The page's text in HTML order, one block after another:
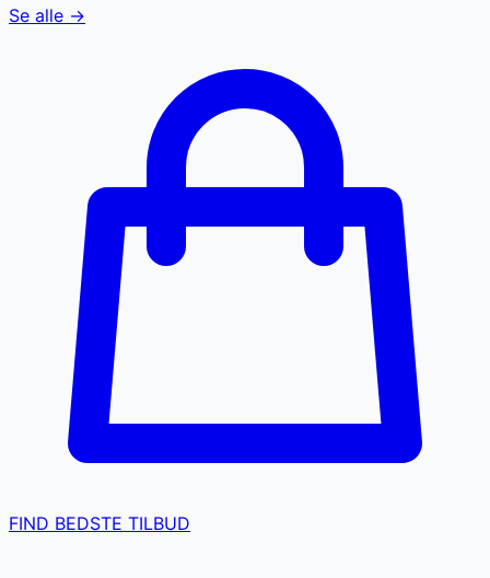
Se alle →
FIND BEDSTE TILBUD